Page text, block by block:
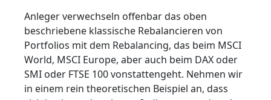
Anleger verwechseln offenbar das oben
beschriebene klassische Rebalancieren von
Portfolios mit dem Rebalancing, das beim MSCI
World, MSCI Europe, aber auch beim DAX oder
SMI oder FTSE 100 vonstattengeht. Nehmen wir
in einem rein theoretischen Beispiel an, dass